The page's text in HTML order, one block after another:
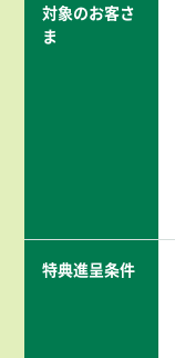
対象のお客さ
ま
特典進呈条件